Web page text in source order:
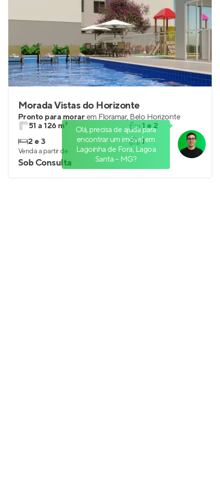
Morada Vistas do Horizonte
Pronto para morar em Floramar, Belo Horizonte
51 a 126 m²
2 e 3
1 e 2
1
Venda a partir de
Sob Consulta
Olá, precisa de ajuda para
encontrar um imóvel em
Lagoinha de Fora, Lagoa
Santa - MG?